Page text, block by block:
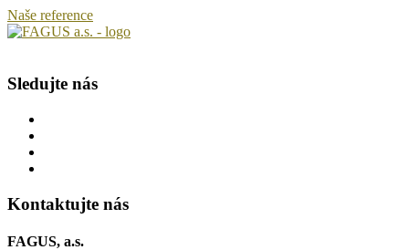
Naše reference
Sledujte nás
Kontaktujte nás
FAGUS, a.s.